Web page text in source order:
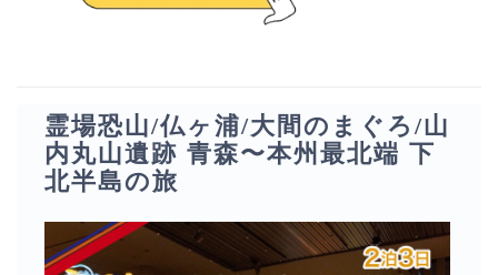
霊場恐山/仏ヶ浦/大間のまぐろ/山
内丸山遺跡 青森〜本州最北端 下
北半島の旅